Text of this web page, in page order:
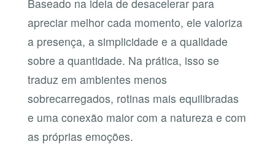
Baseado na ideia de desacelerar para
apreciar melhor cada momento, ele valoriza
a presença, a simplicidade e a qualidade
sobre a quantidade. Na prática, isso se
traduz em ambientes menos
sobrecarregados, rotinas mais equilibradas
e uma conexão maior com a natureza e com
as próprias emoções.